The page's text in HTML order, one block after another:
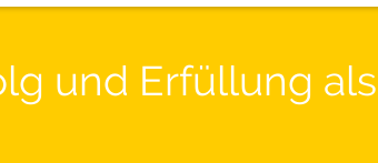
und Erfüllung